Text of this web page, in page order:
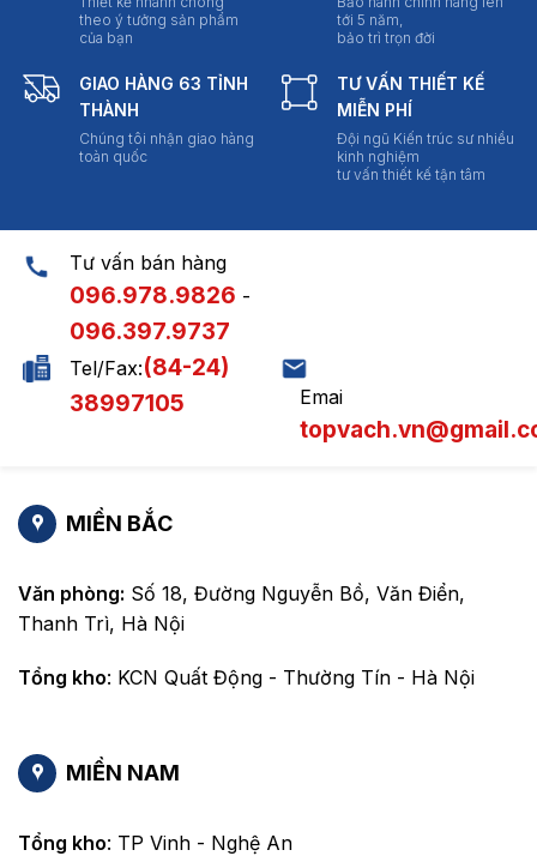
theo ý tưởng sản phẩm
của bạn
tới 5 năm,
bảo trì trọn đời
GIAO HÀNG 63 TỈNH
THÀNH
Chúng tôi nhận giao hàng
toàn quốc
TƯ VẤN THIẾT KẾ
MIỄN PHÍ
Đội ngũ Kiến trúc sư nhiều
kinh nghiệm
tư vấn thiết kế tận tâm
Tư vấn bán hàng
096.978.9826 -
096.397.9737
Tel/Fax:(84-24)
38997105
Emai
MIỀN BẮC
Văn phòng: Số 18, Đường Nguyễn Bồ, Văn Điển,
Thanh Trì, Hà Nội
Tổng kho: KCN Quất Động - Thường Tín - Hà Nội
MIỀN NAM
Tổng kho: TP Vinh - Nghệ An